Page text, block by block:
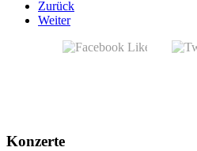
Zurück
Weiter
Konzerte